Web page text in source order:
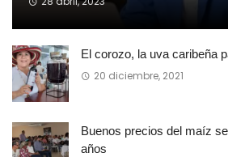
El corozo, la uva caribeña
20 diciembre, 2021
Buenos precios del maíz
años